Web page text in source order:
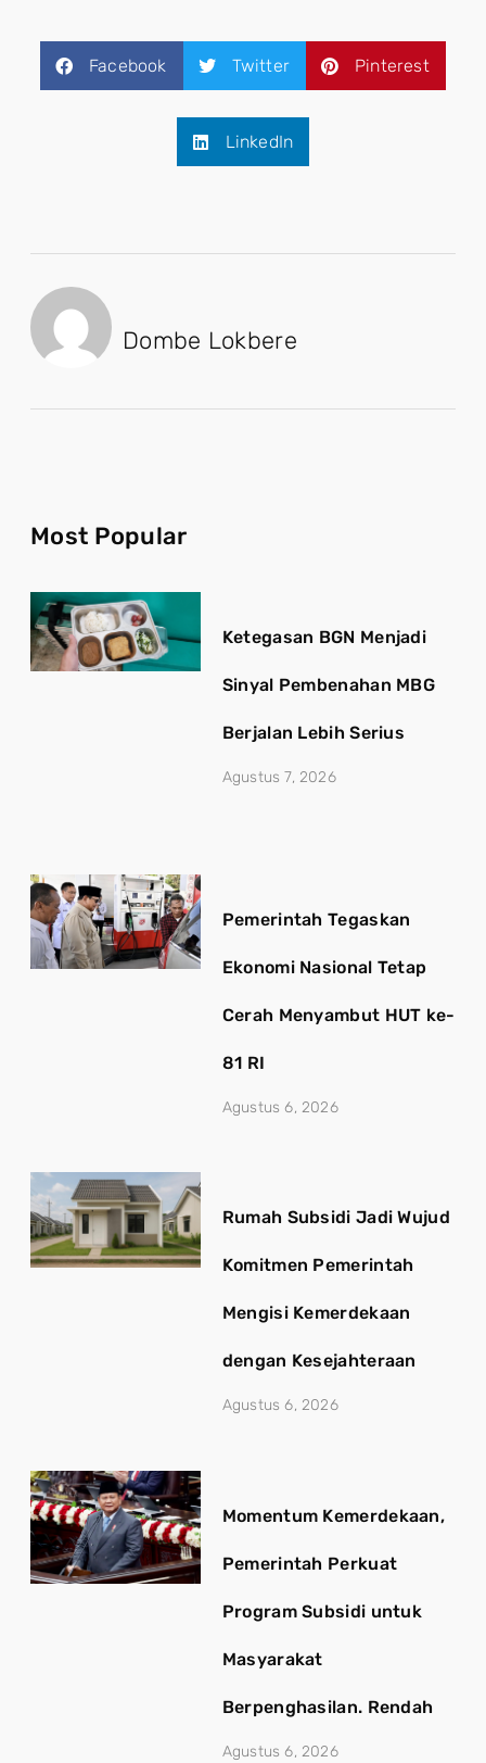
Facebook Twitter Pinterest
LinkedIn
Dombe Lokbere
Most Popular
Ketegasan BGN Menjadi
Sinyal Pembenahan MBG
Berjalan Lebih Serius
Agustus 7, 2026
Pemerintah Tegaskan
Ekonomi Nasional Tetap
Cerah Menyambut HUT ke-
81 RI
Agustus 6, 2026
Rumah Subsidi Jadi Wujud
Komitmen Pemerintah
Mengisi Kemerdekaan
dengan Kesejahteraan
Agustus 6, 2026
Momentum Kemerdekaan,
Pemerintah Perkuat
Program Subsidi untuk
Masyarakat
Berpenghasilan. Rendah
Agustus 6, 2026